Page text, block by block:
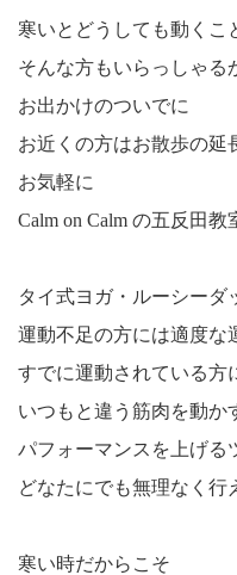
寒いとどうしても動くこ
そんな方もいらっしゃる
お出かけのついでに
お近くの方はお散歩の延
お気軽に
Calm on Calm の五反田教
タイ式ヨガ・ルーシーダ
運動不足の方には適度な
すでに運動されている方
いつもと違う筋肉を動か
パフォーマンスを上げる
どなたにでも無理なく行
寒い時だからこそ